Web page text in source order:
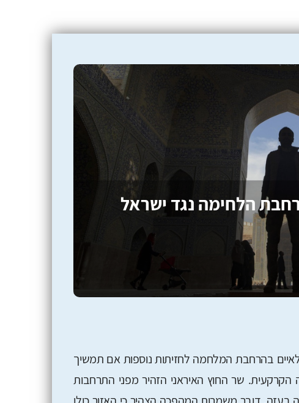
הלחימה נגד ישראל
לאיים בהרחבת המלחמה לחזיתות נוספות אם תמשיך
שר החוץ האיראני הזהיר מפני התרחבות